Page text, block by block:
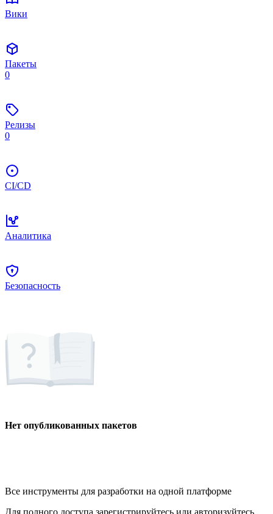
Вики
Пакеты
0
Релизы
0
CI/CD
Аналитика
Безопасность
Нет опубликованных пакетов
Все инструменты для разработки на одной платформе
Для полного доступа зарегистрируйтесь или авторизуйтесь